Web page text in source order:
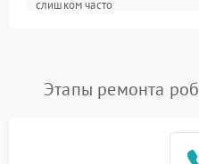
Программные сбои
слишком часто
Этапы ремонта